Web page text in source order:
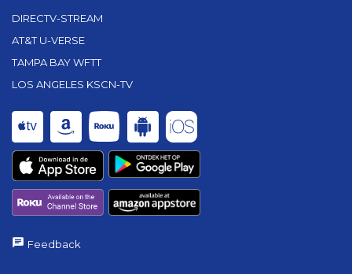
DIRECTV-STREAM
AT&T U-VERSE
TAMPA BAY WFTT
LOS ANGELES KSCN-TV
Feedback